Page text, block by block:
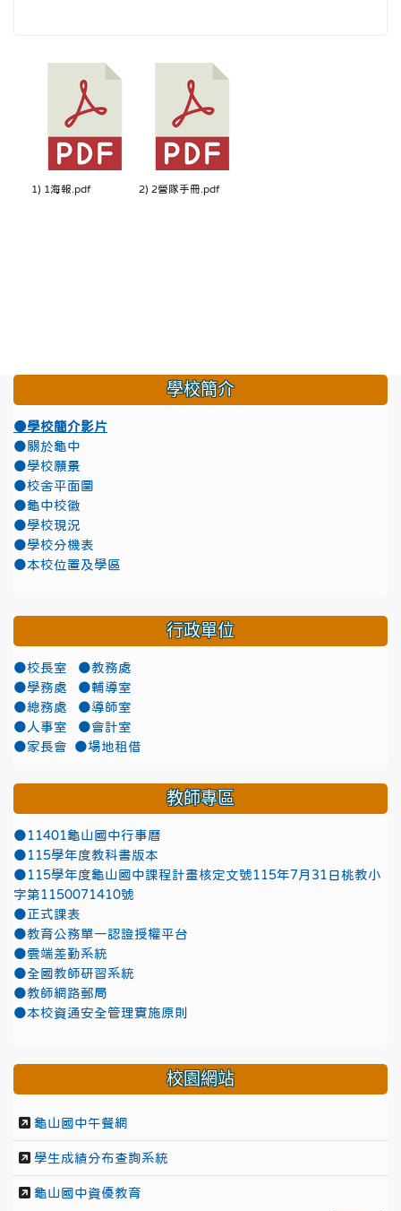
1) 1海報.pdf 2) 2營隊手冊.pdf
學校簡介
●學校簡介影片
●關於龜中
●學校願景
●校舍平面圖
●龜中校徽
●學校現況
●學校分機表
●本校位置及學區
行政單位
●校長室
●教務處
●學務處
●輔導室
●總務處
●導師室
●人事室
●會計室
●家長會
●場地租借
教師專區
●11401龜山國中行事曆
●115學年度教科書版本
●115學年度龜山國中課程計畫核定文號115年7月31日桃教小
字第1150071410號
●正式課表
●教育公務單一認證授權平台
●雲端差勤系統
●全國教師研習系統
●教師網路郵局
●本校資通安全管理實施原則
校園網站
龜山國中午餐網
學生成績分布查詢系統
龜山國中資優教育